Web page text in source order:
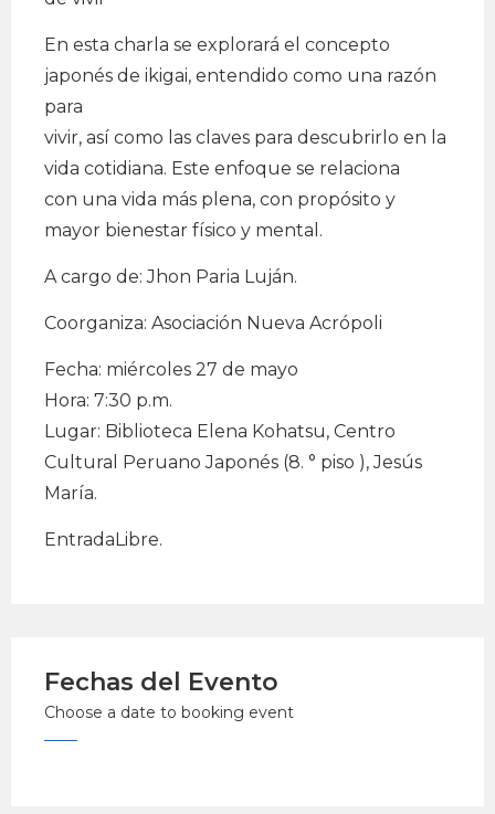
En esta charla se explorará el concepto
japonés de ikigai, entendido como una razón
para
vivir, así como las claves para descubrirlo en la
vida cotidiana. Este enfoque se relaciona
con una vida más plena, con propósito y
mayor bienestar físico y mental.
A cargo de: Jhon Paria Luján.
Coorganiza: Asociación Nueva Acrópoli
Fecha: miércoles 27 de mayo
Hora: 7:30 p.m.
Lugar: Biblioteca Elena Kohatsu, Centro
Cultural Peruano Japonés (8. ° piso ), Jesús
María.
EntradaLibre.
Fechas del Evento
Choose a date to booking event